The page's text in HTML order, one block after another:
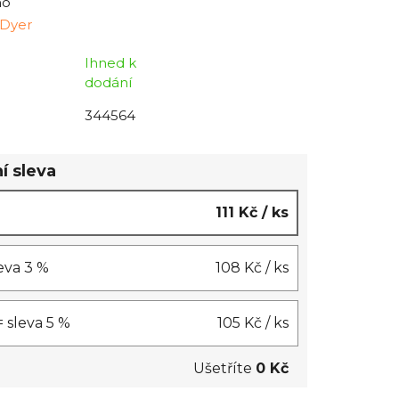
Ihned k
dodání
344564
sleva
111 Kč / ks
3 % 108 Kč / ks
sleva 5 % 105 Kč / ks
Ušetříte 0 Kč